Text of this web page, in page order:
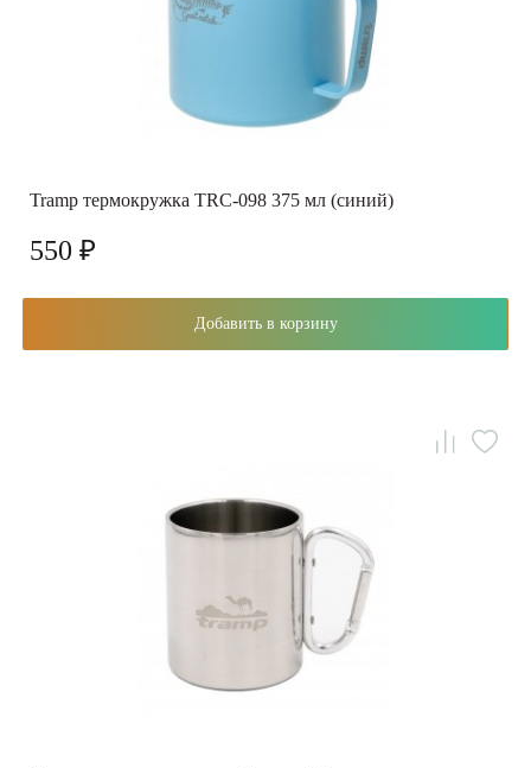
Tramp термокружка TRC-098 375 мл (синий)
550 ₽
Добавить в корзину